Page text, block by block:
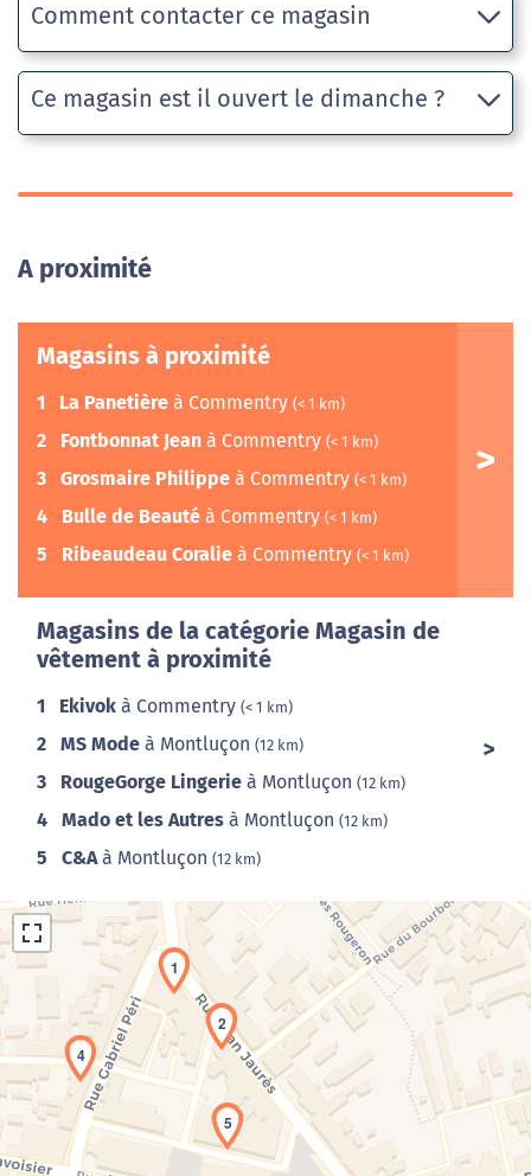
Comment contacter ce magasin
Ce magasin est il ouvert le dimanche ?
A proximité
Magasins à proximité
1 La Panetière à Commentry (< 1 km)
2 Fontbonnat Jean à Commentry (< 1 km)
3 Grosmaire Philippe à Commentry (< 1 km)
4 Bulle de Beauté à Commentry (< 1 km)
5 Ribeaudeau Coralie à Commentry (< 1 km)
Magasins de la catégorie Magasin de
vêtement à proximité
1 Ekivok à Commentry (< 1 km)
2 MS Mode à Montluçon (12 km)
3 RougeGorge Lingerie à Montluçon (12 km)
4 Mado et les Autres à Montluçon (12 km)
5 C&Aà Montluçon (12 km)
Chargement de la carte en cours...
1
2
4
5